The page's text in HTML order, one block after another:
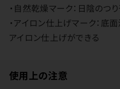
・自然乾燥マーク：日陰のつ
・アイロン仕上げマーク：
アイロン仕上げができる
使用上の注意